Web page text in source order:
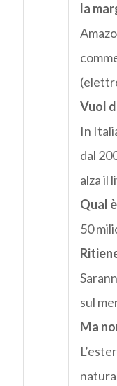
la
Vuol
In
dal
alza il
Qual
50
sul
Ma